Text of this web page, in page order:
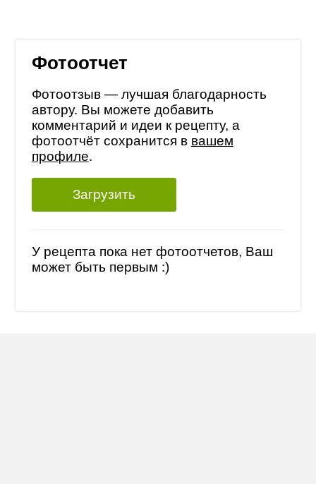
Фотоотчет
Фотоотзыв — лучшая благодарность
автору. Вы можете добавить
комментарий и идеи к рецепту, а
фотоотчёт сохранится в вашем
профиле.
Загрузить
У рецепта пока нет фотоотчетов, Ваш
может быть первым :)